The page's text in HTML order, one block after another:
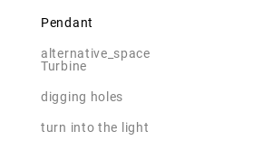
Pendant
alternative_space
Turbine
digging holes
turn into the light